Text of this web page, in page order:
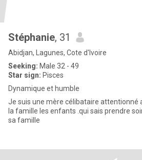
Stéphanie, 31
Abidjan, Lagunes, Cote d'Ivoire
Seeking: Male 32 - 49
Star sign: Pisces
Dynamique et humble
Je suis une mère célibataire attentionné
la famille les enfants .qui sais prendre
sa famille